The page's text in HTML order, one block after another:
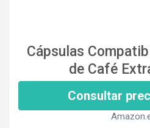
Cápsulas
de Café
Consultar